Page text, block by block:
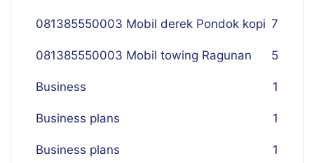
081385550003 Mobil derek Pondok kopi 7
081385550003 Mobil towing Ragunan 5
Business 1
Business plans 1
Business plans 1